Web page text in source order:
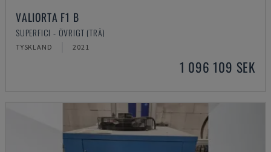
VALIORTA F1 B
SUPERFICI - ÖVRIGT (TRÄ)
TYSKLAND 2021
1 096 109 SEK